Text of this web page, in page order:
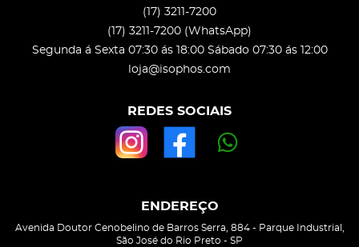
(17) 3211-7200
(17) 3211-7200 (WhatsApp)
Segunda á Sexta 07:30 ás 18:00 Sábado 07:30 ás 12:00
loja@isophos.com
REDES SOCIAIS
ENDEREÇO
Avenida Doutor Cenobelino de Barros Serra, 884- Parque Industrial,
São José do Rio Preto - SP